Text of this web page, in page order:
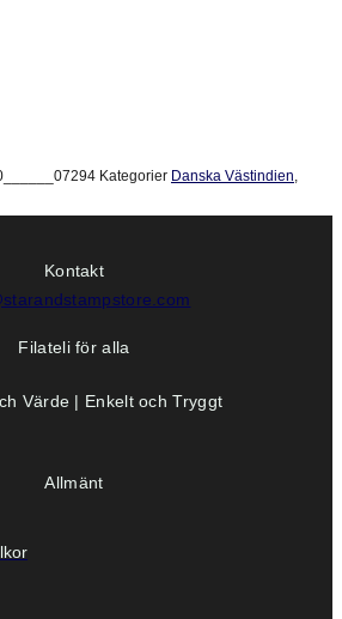
Kategorier Danska Västindien,
Kontakt
Filateli för alla
Värde | Enkelt och Tryggt
Allmänt